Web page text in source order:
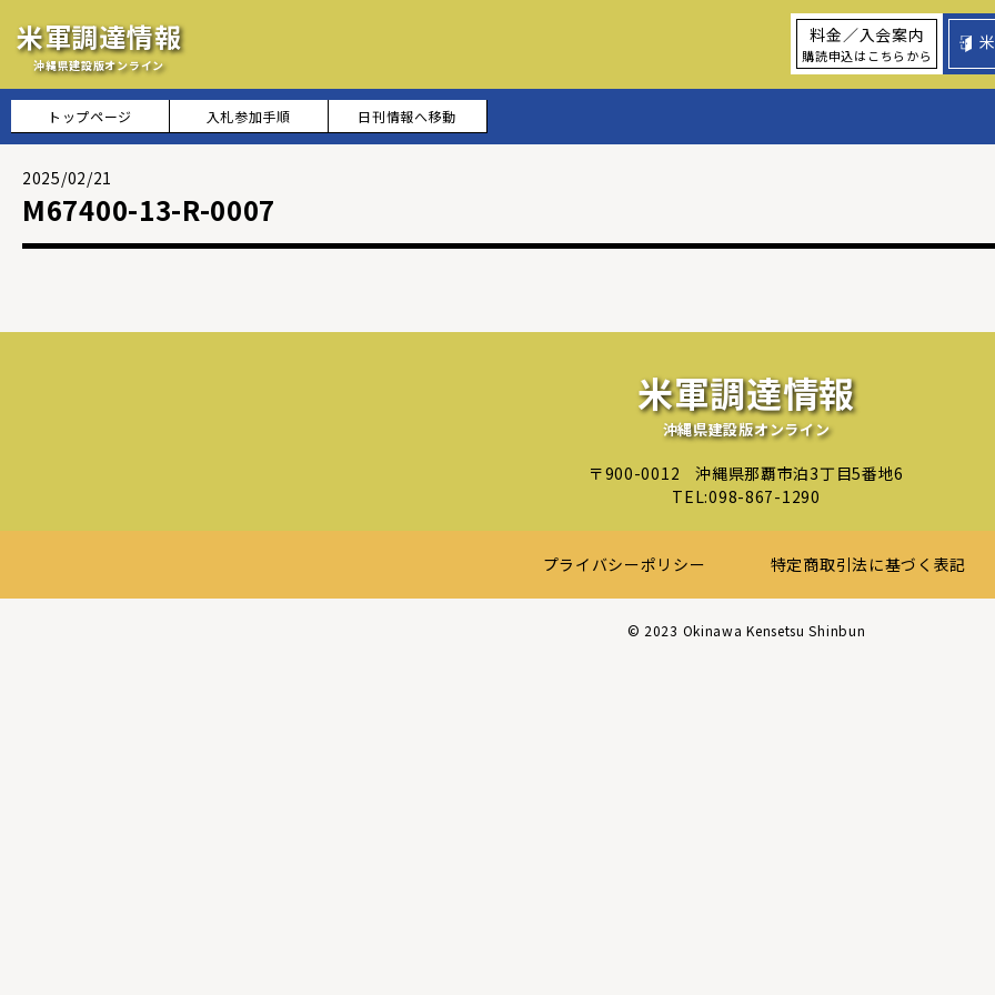
米軍調達情報
沖縄県建設版オンライン
料金／入会案内
購読申込はこちらから
トップページ 入札参加手順 日刊情報へ移動
2025/02/21
M67400-13-R-0007
米軍調達情報
沖縄県建設版オンライン
〒900-0012
沖縄県那覇市泊3丁目5番地6
TEL:098-867-1290
プライバシーポリシー 特定商取引法に基づく表記
©︎ 2023 Okinawa Kensetsu Shinbun